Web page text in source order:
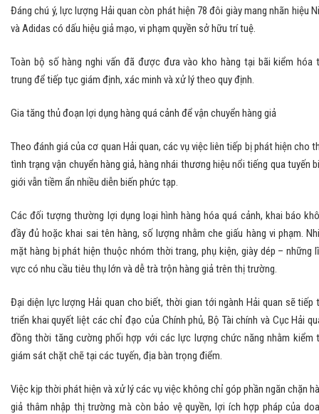
Đáng chú ý, lực lượng Hải quan còn phát hiện 78 đôi giày mang nhãn hiệu
và Adidas có dấu hiệu giả mạo, vi phạm quyền sở hữu trí tuệ.
Toàn bộ số hàng nghi vấn đã được đưa vào kho hàng tại bãi kiểm hóa
trung để tiếp tục giám định, xác minh và xử lý theo quy định.
Gia tăng thủ đoạn lợi dụng hàng quá cảnh để vận chuyển hàng giả
Theo đánh giá của cơ quan Hải quan, các vụ việc liên tiếp bị phát hiện cho
tình trạng vận chuyển hàng giả, hàng nhái thương hiệu nổi tiếng qua tuyến
giới vẫn tiềm ẩn nhiều diễn biến phức tạp.
Các đối tượng thường lợi dụng loại hình hàng hóa quá cảnh, khai báo
đầy đủ hoặc khai sai tên hàng, số lượng nhằm che giấu hàng vi phạm.
mặt hàng bị phát hiện thuộc nhóm thời trang, phụ kiện, giày dép – những
vực có nhu cầu tiêu thụ lớn và dễ trà trộn hàng giả trên thị trường.
Đại diện lực lượng Hải quan cho biết, thời gian tới ngành Hải quan sẽ tiếp
triển khai quyết liệt các chỉ đạo của Chính phủ, Bộ Tài chính và Cục Hải
đồng thời tăng cường phối hợp với các lực lượng chức năng nhằm kiểm
giám sát chặt chẽ tại các tuyến, địa bàn trọng điểm.
Việc kịp thời phát hiện và xử lý các vụ việc không chỉ góp phần ngăn chặn
giả thâm nhập thị trường mà còn bảo vệ quyền, lợi ích hợp pháp của